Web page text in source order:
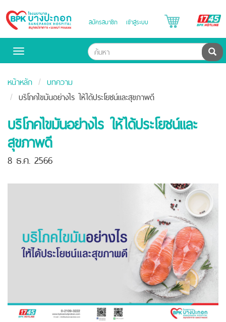
Bangpakok
Hospital
สมัครสมาชิก เข้าสู่ระบบ
Toggle
ค้น
หน้าหลัก
บทความ
บริโภคไขมันอย่างไร ให้ได้ประโยชน์และสุขภาพดี
บริโภคไขมันอย่างไร ให้ได้ประโยชน์และ
สุขภาพดี
8 ธ.ค. 2566